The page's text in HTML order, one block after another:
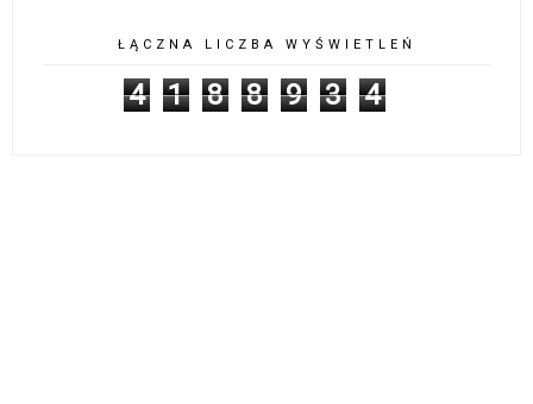
ŁĄCZNA LICZBA WYŚWIETLEŃ
4 1 8 8 9 3 4